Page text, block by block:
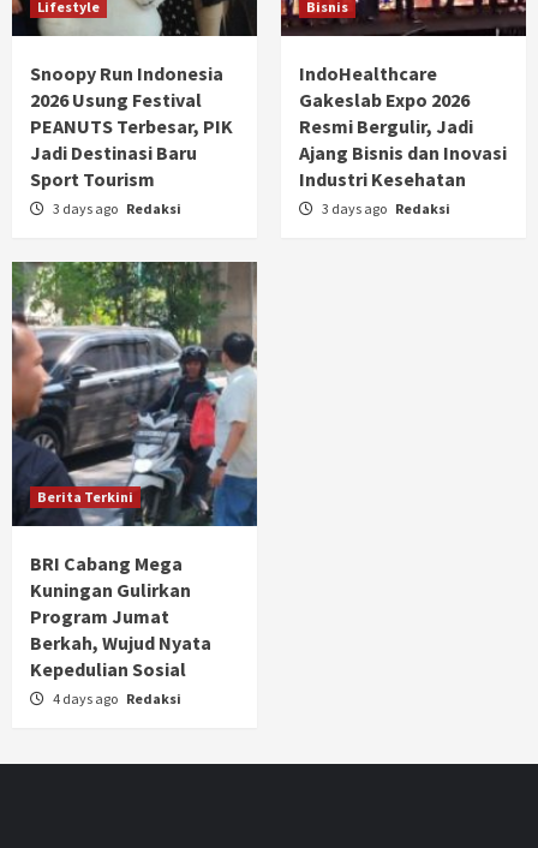
Lifestyle
Snoopy Run Indonesia
2026 Usung Festival
PEANUTS Terbesar, PIK
Jadi Destinasi Baru
Sport Tourism
3 days ago Redaksi
Bisnis
IndoHealthcare
Gakeslab Expo 2026
Resmi Bergulir, Jadi
Ajang Bisnis dan Inovasi
Industri Kesehatan
3 days ago Redaksi
Berita Terkini
BRI Cabang Mega
Kuningan Gulirkan
Program Jumat
Berkah, Wujud Nyata
Kepedulian Sosial
4 days ago Redaksi